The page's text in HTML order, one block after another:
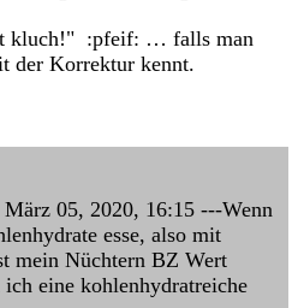
kluch!" :pfeif: … falls man
der Korrektur kennt.
05, 2020, 16:15 ---Wenn
esse, also mit
mein Nüchtern BZ Wert
eine kohlenhydratreiche